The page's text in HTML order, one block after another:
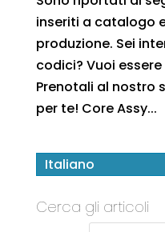
inseriti a catalogo
produzione. Sei
codici? Vuoi
Prenotali al nostro
per te! Core Assy...
Italiano
Cerca gli articoli